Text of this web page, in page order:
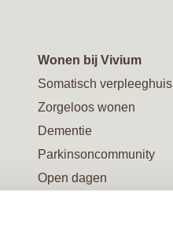
Wonen bij Vivium
Somatisch verpleeghuis
Zorgeloos wonen
Dementie
Parkinsoncommunity
Open dagen